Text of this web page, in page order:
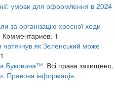
умови для оформлення в 2024
за організацію хресної ходи
Комментариев: 1
як Зеленський може
Буковина™. Всі права захищено.
Правова інформація.